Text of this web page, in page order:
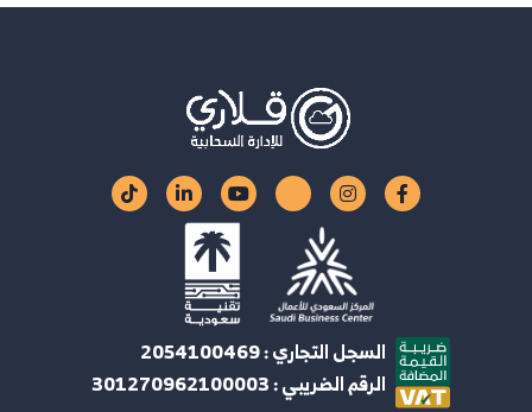
السجل التجاري : 2054100469
الرقم الضريبي : 301270962100003